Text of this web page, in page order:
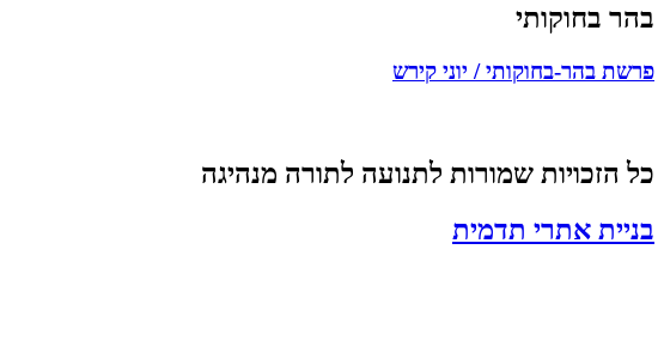
בהר בחוקותי
פרשת בהר-בחוקותי / יוני קירש
כל הזכויות שמורות לתנועה לתורה מנהיגה
בניית אתרי תדמית